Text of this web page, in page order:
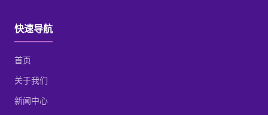
快速导航
首页
关于我们
新闻中心